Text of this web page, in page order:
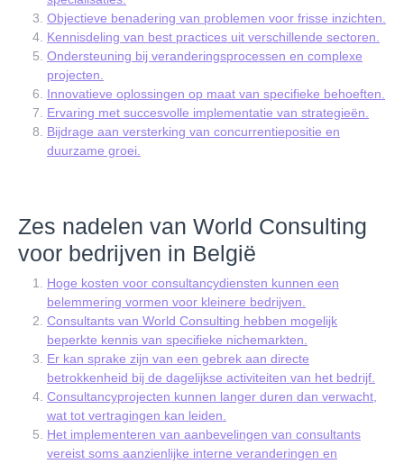
Objectieve benadering van problemen voor frisse inzichten.
Kennisdeling van best practices uit verschillende sectoren.
Ondersteuning bij veranderingsprocessen en complexe
projecten.
Innovatieve oplossingen op maat van specifieke behoeften.
Ervaring met succesvolle implementatie van strategieën.
Bijdrage aan versterking van concurrentiepositie en
duurzame groei.
Zes nadelen van World Consulting
voor bedrijven in België
Hoge kosten voor consultancydiensten kunnen een
belemmering vormen voor kleinere bedrijven.
Consultants van World Consulting hebben mogelijk
beperkte kennis van specifieke nichemarkten.
Er kan sprake zijn van een gebrek aan directe
betrokkenheid bij de dagelijkse activiteiten van het bedrijf.
Consultancyprojecten kunnen langer duren dan verwacht,
wat tot vertragingen kan leiden.
Het implementeren van aanbevelingen van consultants
vereist soms aanzienlijke interne veranderingen en